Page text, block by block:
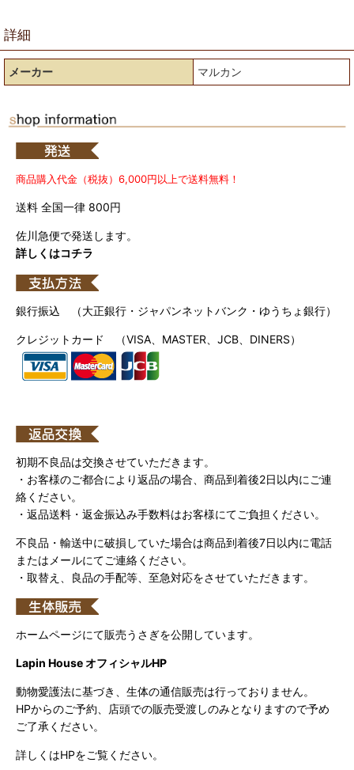
詳細
メーカー マルカン
商品購入代金（税抜）6,000円以上で送料無料！
送料 全国一律 800円
佐川急便で発送します。
詳しくはコチラ
銀行振込 （大正銀行・ジャパンネットバンク・ゆうちょ銀行）
クレジットカード （VISA、MASTER、JCB、DINERS）
初期不良品は交換させていただきます。
・お客様のご都合により返品の場合、商品到着後2日以内にご連
絡ください。
・返品送料・返金振込み手数料はお客様にてご負担ください。
不良品・輸送中に破損していた場合は商品到着後7日以内に電話
またはメールにてご連絡ください。
・取替え、良品の手配等、至急対応をさせていただきます。
ホームページにて販売うさぎを公開しています。
Lapin House オフィシャルHP
動物愛護法に基づき、生体の通信販売は行っておりません。
HPからのご予約、店頭での販売受渡しのみとなりますので予め
ご了承ください。
詳しくはHPをご覧ください。